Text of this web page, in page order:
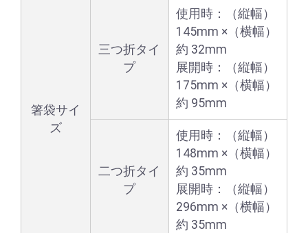
箸袋サイ
ズ
三つ折タイ
プ
使用時：（縦幅）
145mm ×（横幅）
約 32mm
展開時：（縦幅）
175mm ×（横幅）
約 95mm
二つ折タイ
プ
使用時：（縦幅）
148mm ×（横幅）
約 35mm
展開時：（縦幅）
296mm ×（横幅）
約 35mm